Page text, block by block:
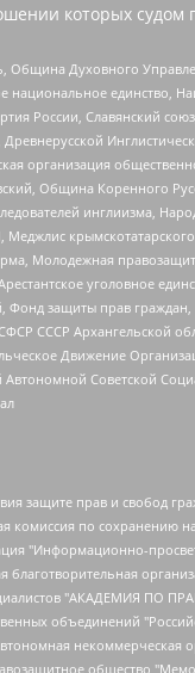
которых
Духовного
России, Славянский
организация
Община Коренного
инглиизма,
Молодежная
уголовное
защиты прав
СССР Архангельской
Движение
Советской
номер 50008295751, дата регистрации 24.02.2020), Великовский Дмитрий Александрович, Долинина Ирина Николаевна, Мароховская Алеся Алексеевна, Шлейнов Роман Юрьевич, Шмагун Олеся Валентиновна, Общество с ограниченной ответственностью "Альтаир 2021", Общество с ограниченной ответственностью "Вега 2021", Общество с ограниченной ответственностью "Главный редактор 2021", Общество с ограниченной ответственностью "Ромашки монолит", Важенков Артем Валерьевич, Ивановская областная общественная организация "Центр гендерных исследований", Гурман Юрий Альбертович, Медиапроект "ОВД-Инфо", Егоров Владимир Владимирович, Жилинский Владимир Александрович, Общество с ограниченной ответственностью "ЗП", Иванова София Юрьевна, Карезина Инна Павловна, Кильтау Екатерина Викторовна, Петров Алексей Викторович, Пискунов Сергей Евгеньевич, Смирнов Сергей Сергеевич, Тихонов Михаил Сергеевич, Общество с ограниченной ответственностью "ЖУРНАЛИСТ-ИНОСТРАННЫЙ АГЕНТ", Арапова Галина Юрьевна, Вольтская Татьяна Анатольевна, Американская компания "Mason G.E.S.